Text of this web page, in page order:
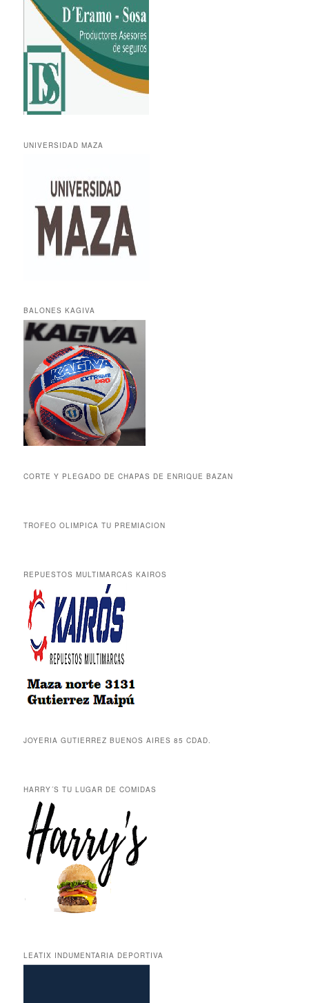
UNIVERSIDAD MAZA
BALONES KAGIVA
CORTE Y PLEGADO DE CHAPAS DE ENRIQUE BAZAN
TROFEO OLIMPICA TU PREMIACION
REPUESTOS MULTIMARCAS KAIROS
JOYERIA GUTIERREZ BUENOS AIRES 85 CDAD.
HARRY´S TU LUGAR DE COMIDAS
LEATIX INDUMENTARIA DEPORTIVA